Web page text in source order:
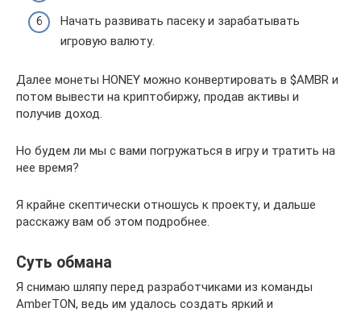
Начать развивать пасеку и зарабатывать
игровую валюту.
Далее монеты HONEY можно конвертировать в $AMBR и
потом вывести на криптобиржу, продав активы и
получив доход.
Но будем ли мы с вами погружаться в игру и тратить на
нее время?
Я крайне скептически отношусь к проекту, и дальше
расскажу вам об этом подробнее.
Суть обмана
Я снимаю шляпу перед разработчиками из команды
AmberTON, ведь им удалось создать яркий и